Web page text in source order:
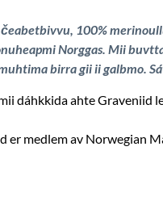
100%
Norggas. Mii
birra gii ii galbmo.
dáhkkida ahte Graveniid
er medlem av Norwegian